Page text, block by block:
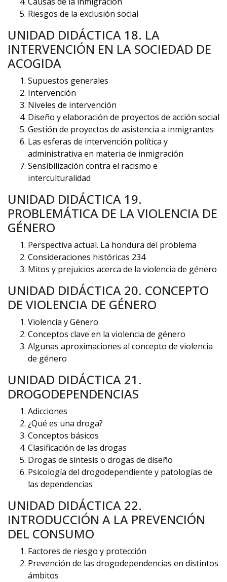
Riesgos de la exclusión social
UNIDAD DIDÁCTICA 18. LA
INTERVENCIÓN EN LA SOCIEDAD DE
ACOGIDA
Supuestos generales
Intervención
Niveles de intervención
Diseño y elaboración de proyectos de acción social
Gestión de proyectos de asistencia a inmigrantes
Las esferas de intervención política y
administrativa en materia de inmigración
Sensibilización contra el racismo e
interculturalidad
UNIDAD DIDÁCTICA 19.
PROBLEMÁTICA DE LA VIOLENCIA DE
GÉNERO
Perspectiva actual. La hondura del problema
Consideraciones históricas 234
Mitos y prejuicios acerca de la violencia de género
UNIDAD DIDÁCTICA 20. CONCEPTO
DE VIOLENCIA DE GÉNERO
Violencia y Género
Conceptos clave en la violencia de género
Algunas aproximaciones al concepto de violencia
de género
UNIDAD DIDÁCTICA 21.
DROGODEPENDENCIAS
Adicciones
¿Qué es una droga?
Conceptos básicos
Clasificación de las drogas
Drogas de síntesis o drogas de diseño
Psicología del drogodependiente y patologías de
las dependencias
UNIDAD DIDÁCTICA 22.
INTRODUCCIÓN A LA PREVENCIÓN
DEL CONSUMO
Factores de riesgo y protección
Prevención de las drogodependencias en distintos
ámbitos